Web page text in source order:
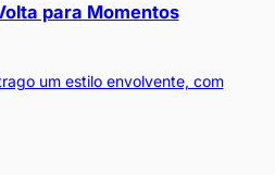
para Momentos
um estilo envolvente, com